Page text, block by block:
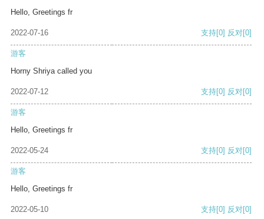
Hello, Greetings fr
2022-07-16 支持[0] 反对[0]
游客
Horny Shriya called you
2022-07-12 支持[0] 反对[0]
游客
Hello, Greetings fr
2022-05-24 支持[0] 反对[0]
游客
Hello, Greetings fr
2022-05-10 支持[0] 反对[0]